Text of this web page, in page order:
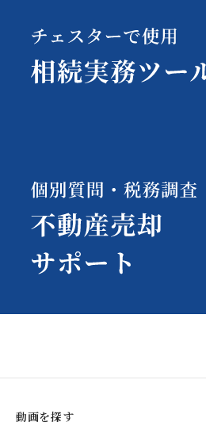
動画を探す